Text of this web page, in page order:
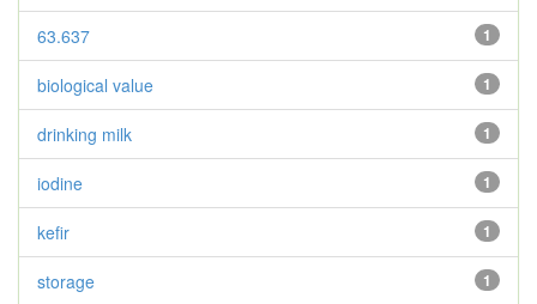
1
63.637
1
biological value
1
drinking milk
1
iodine
1
kefir
1
storage